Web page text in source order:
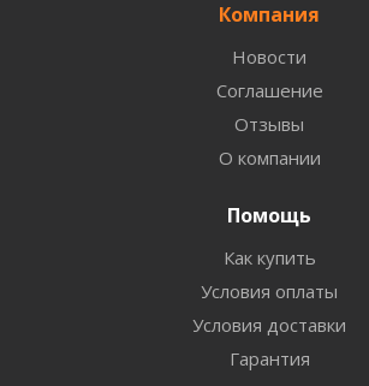
Компания
Новости
Соглашение
Отзывы
О компании
Помощь
Как купить
Условия оплаты
Условия доставки
Гарантия